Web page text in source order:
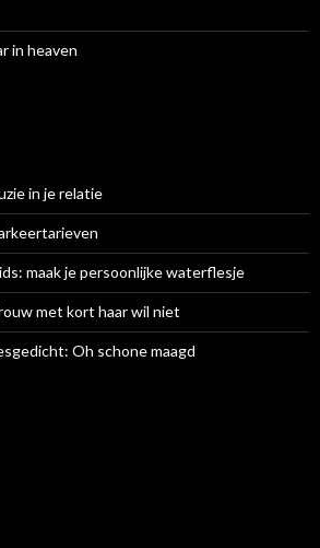
in heaven
in je relatie
maak je persoonlijke waterflesje
met kort haar wil niet
Oh schone maagd